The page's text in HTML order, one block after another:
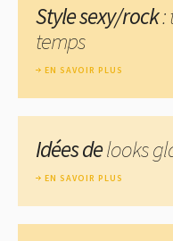
Style sexy/rock:
temps
EN SAVOIR PLUS
Idées delooks
EN SAVOIR PLUS